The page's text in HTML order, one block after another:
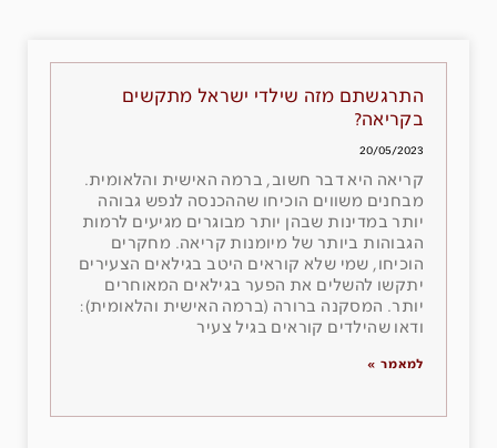
התרגשתם מזה שילדי ישראל מתקשים
בקריאה?
20/05/2023
קריאה היא דבר חשוב, ברמה האישית והלאומית.
מבחנים משווים הוכיחו שההכנסה לנפש גבוהה
יותר במדינות שבהן יותר מבוגרים מגיעים לרמות
הגבוהות ביותר של מיומנות קריאה. מחקרים
הוכיחו, שמי שלא קוראים היטב בגילאים הצעירים
יתקשו להשלים את הפער בגילאים המאוחרים
יותר. המסקנה ברורה (ברמה האישית והלאומית):
ודאו שהילדים קוראים בגיל צעיר
למאמר »